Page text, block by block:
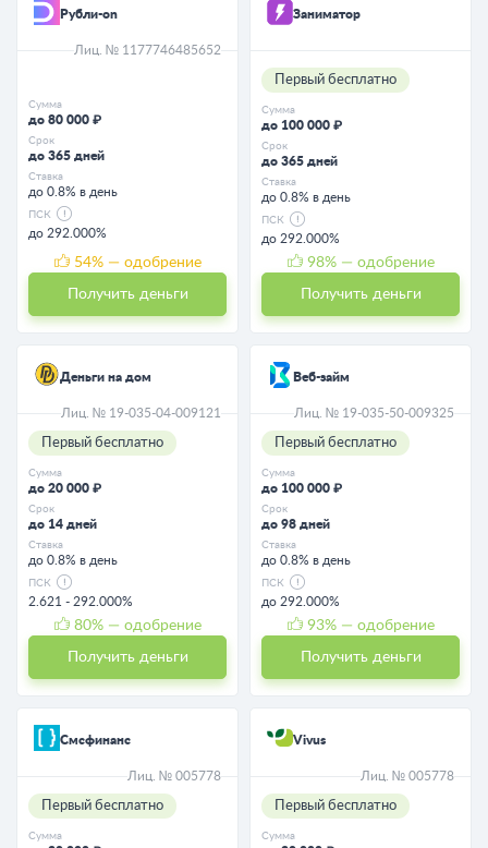
Рубли-on
Лиц. № 1177746485652
Сумма
до 80 000 ₽
Срок
до 365 дней
Ставка
до 0.8% в день
ПСК
до 292.000%
54% — одобрение
Получить деньги
Заниматор
Первый бесплатно
Сумма
до 100 000 ₽
Срок
до 365 дней
Ставка
до 0.8% в день
ПСК
до 292.000%
98% — одобрение
Получить деньги
Деньги на дом
Лиц. № 19-035-04-009121
Первый бесплатно
Сумма
до 20 000 ₽
Срок
до 14 дней
Ставка
до 0.8% в день
ПСК
2.621 - 292.000%
80% — одобрение
Получить деньги
Веб-займ
Лиц. № 19-035-50-009325
Первый бесплатно
Сумма
до 100 000 ₽
Срок
до 98 дней
Ставка
до 0.8% в день
ПСК
до 292.000%
93% — одобрение
Получить деньги
Смсфинанс
Лиц. № 005778
Первый бесплатно
Сумма
Vivus
Лиц. № 005778
Первый бесплатно
Сумма